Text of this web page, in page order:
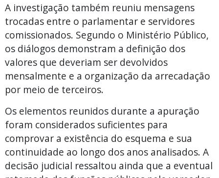
A investigação também reuniu mensagens
trocadas entre o parlamentar e servidores
comissionados. Segundo o Ministério Público,
os diálogos demonstram a definição dos
valores que deveriam ser devolvidos
mensalmente e a organização da arrecadação
por meio de terceiros.
Os elementos reunidos durante a apuração
foram considerados suficientes para
comprovar a existência do esquema e sua
continuidade ao longo dos anos analisados. A
decisão judicial ressaltou ainda que a eventual